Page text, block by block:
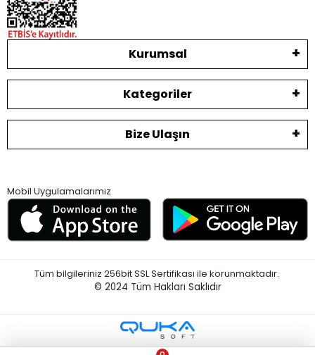
Kurumsal
Kategoriler
Bize Ulaşın
Mobil Uygulamalarımız
Tüm bilgileriniz 256bit SSL Sertifikası ile korunmaktadır.
© 2024 Tüm Hakları Saklıdır